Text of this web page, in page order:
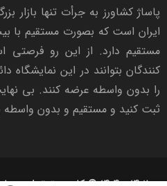
پاساژ کشاورز به جرأت تنها بازار
ایران است که بصورت مستقیم با
مستقیم دارد. از این رو فرصتی
کنندگان بتوانند در این
را بدون واسطه عرضه کنند. بی
ثبت کنید و مستقیم و بدون واسطه با